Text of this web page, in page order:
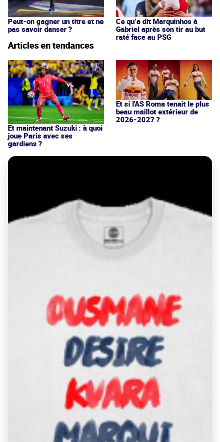
Peut-on gagner un titre et ne
pas savoir danser ?
Ce qu’a dit Marquinhos à
Gabriel après son tir au but
raté face au PSG
Articles en tendances
Et maintenant Suzuki : à quoi
joue Paris avec ses
gardiens ?
Et si l'AS Roma tenait le plus
beau maillot extérieur de
2026-2027 ?